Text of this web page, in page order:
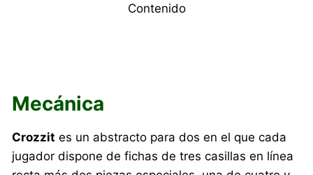
Contenido
Mecánica
Crozzit es un abstracto para dos en el que cada
jugador dispone de fichas de tres casillas en línea